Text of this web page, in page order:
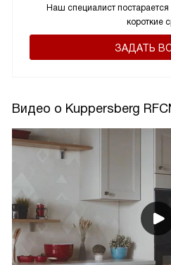
Наш специалист постарается
короткие
ЗАДАТЬ
Видео о Kuppersberg